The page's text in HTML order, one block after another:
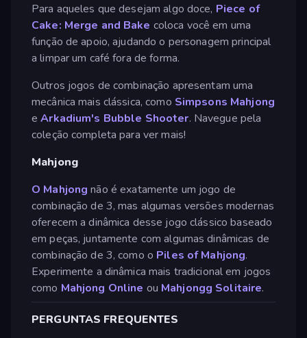
Para aqueles que desejam algo doce, Piece of
Cake: Merge and Bake coloca você em uma
função de apoio, ajudando o personagem principal
a limpar um café fora de forma.
Outros jogos de combinação apresentam uma
mecânica mais clássica, como Simpsons Mahjong
eArkadium's Bubble Shooter. Navegue pela
coleção completa para ver mais!
Mahjong
O Mahjong não é exatamente um jogo de
combinação de 3, mas algumas versões modernas
oferecem a dinâmica desse jogo clássico baseado
em peças, juntamente com algumas dinâmicas de
combinação de 3, como o Piles of Mahjong.
Experimente a dinâmica mais tradicional em jogos
como Mahjong Online ou Mahjongg Solitaire.
PERGUNTAS FREQUENTES